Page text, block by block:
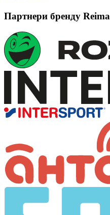
Партнери бренду Reima